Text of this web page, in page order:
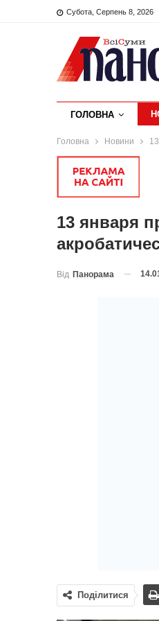
Субота, Серпень 8, 2026
ГОЛОВНА
Головна Новини
13 января
Від Панорама
Поділитися